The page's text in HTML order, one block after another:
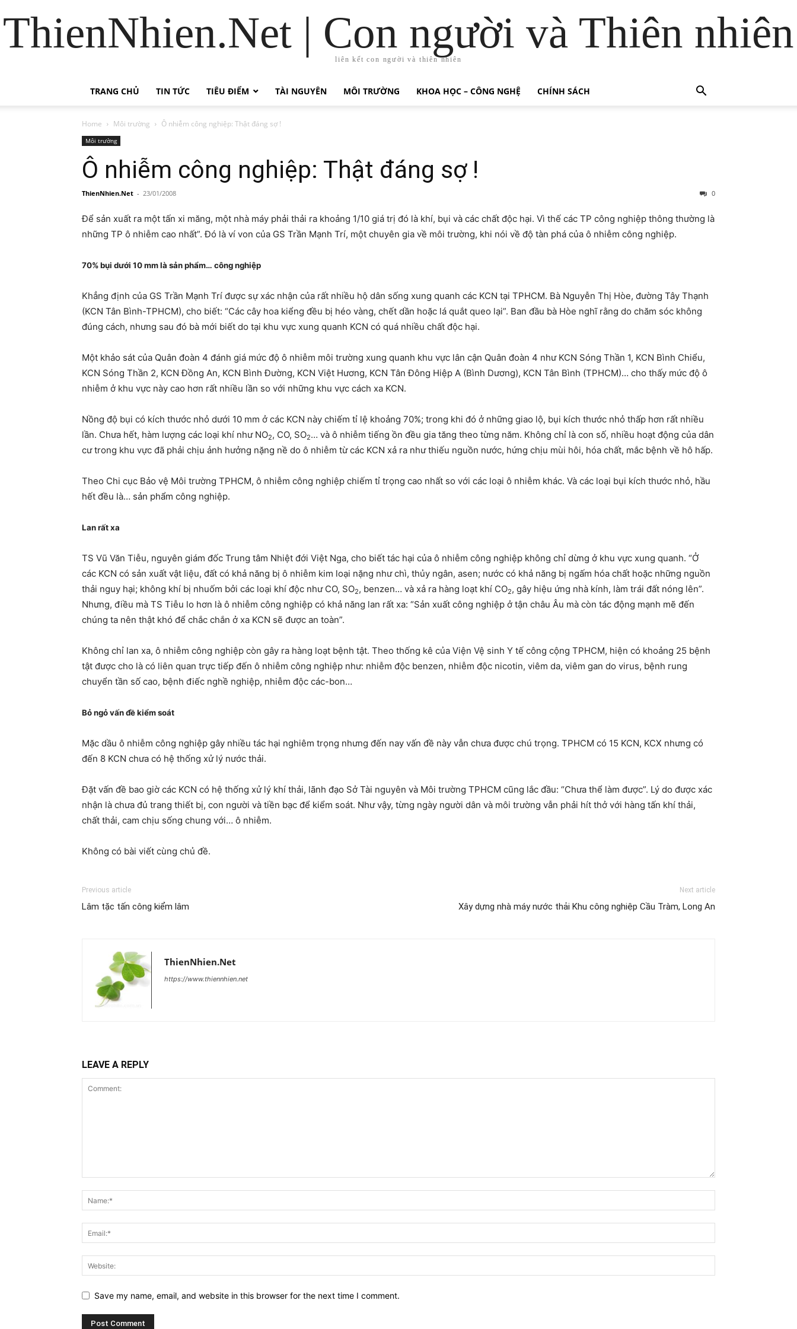
ThienNhien.Net | Con người và Thiên nhiên
liên kết con người và thiên nhiên
TRANG CHỦ TIN TỨC TIÊU ĐIỂM TÀI NGUYÊN MÔI TRƯỜNG KHOA HỌC – CÔNG NGHỆ CHÍNH SÁCH
Home Môi trường Ô nhiễm công nghiệp: Thật đáng sợ !
Môi trường
Ô nhiễm công nghiệp: Thật đáng sợ !
ThienNhien.Net - 23/01/2008 0
Để sản xuất ra một tấn xi măng, một nhà máy phải thải ra khoảng 1/10 giá trị đó là khí, bụi và các chất độc hại. Vì thế các TP công nghiệp thông thường là
những TP ô nhiễm cao nhất”. Đó là ví von của GS Trần Mạnh Trí, một chuyên gia về môi trường, khi nói về độ tàn phá của ô nhiễm công nghiệp.
70% bụi dưới 10 mm là sản phẩm… công nghiệp
Khẳng định của GS Trần Mạnh Trí được sự xác nhận của rất nhiều hộ dân sống xung quanh các KCN tại TPHCM. Bà Nguyễn Thị Hòe, đường Tây Thạnh
(KCN Tân Bình-TPHCM), cho biết: “Các cây hoa kiểng đều bị héo vàng, chết dần hoặc lá quắt queo lại”. Ban đầu bà Hòe nghĩ rằng do chăm sóc không
đúng cách, nhưng sau đó bà mới biết do tại khu vực xung quanh KCN có quá nhiều chất độc hại.
Một khảo sát của Quân đoàn 4 đánh giá mức độ ô nhiễm môi trường xung quanh khu vực lân cận Quân đoàn 4 như KCN Sóng Thần 1, KCN Bình Chiểu,
KCN Sóng Thần 2, KCN Đồng An, KCN Bình Đường, KCN Việt Hương, KCN Tân Đông Hiệp A (Bình Dương), KCN Tân Bình (TPHCM)… cho thấy mức độ ô
nhiễm ở khu vực này cao hơn rất nhiều lần so với những khu vực cách xa KCN.
Nồng độ bụi có kích thước nhỏ dưới 10 mm ở các KCN này chiếm tỉ lệ khoảng 70%; trong khi đó ở những giao lộ, bụi kích thước nhỏ thấp hơn rất nhiều
lần. Chưa hết, hàm lượng các loại khí như NO2, CO, SO2… và ô nhiễm tiếng ồn đều gia tăng theo từng năm. Không chỉ là con số, nhiều hoạt động của dân
cư trong khu vực đã phải chịu ảnh hưởng nặng nề do ô nhiễm từ các KCN xả ra như thiếu nguồn nước, hứng chịu mùi hôi, hóa chất, mắc bệnh về hô hấp.
Theo Chi cục Bảo vệ Môi trường TPHCM, ô nhiễm công nghiệp chiếm tỉ trọng cao nhất so với các loại ô nhiễm khác. Và các loại bụi kích thước nhỏ, hầu
hết đều là… sản phẩm công nghiệp.
Lan rất xa
TS Vũ Văn Tiễu, nguyên giám đốc Trung tâm Nhiệt đới Việt Nga, cho biết tác hại của ô nhiễm công nghiệp không chỉ dừng ở khu vực xung quanh. “Ở
các KCN có sản xuất vật liệu, đất có khả năng bị ô nhiễm kim loại nặng như chì, thủy ngân, asen; nước có khả năng bị ngấm hóa chất hoặc những nguồn
thải nguy hại; không khí bị nhuốm bởi các loại khí độc như CO, SO2, benzen… và xả ra hàng loạt khí CO2, gây hiệu ứng nhà kính, làm trái đất nóng lên”.
Nhưng, điều mà TS Tiễu lo hơn là ô nhiễm công nghiệp có khả năng lan rất xa: “Sản xuất công nghiệp ở tận châu Âu mà còn tác động mạnh mẽ đến
chúng ta nên thật khó để chắc chắn ở xa KCN sẽ được an toàn”.
Không chỉ lan xa, ô nhiễm công nghiệp còn gây ra hàng loạt bệnh tật. Theo thống kê của Viện Vệ sinh Y tế công cộng TPHCM, hiện có khoảng 25 bệnh
tật được cho là có liên quan trực tiếp đến ô nhiễm công nghiệp như: nhiễm độc benzen, nhiễm độc nicotin, viêm da, viêm gan do virus, bệnh rung
chuyển tần số cao, bệnh điếc nghề nghiệp, nhiễm độc các-bon…
Bỏ ngỏ vấn đề kiểm soát
Mặc dầu ô nhiễm công nghiệp gây nhiều tác hại nghiêm trọng nhưng đến nay vấn đề này vẫn chưa được chú trọng. TPHCM có 15 KCN, KCX nhưng có
đến 8 KCN chưa có hệ thống xử lý nước thải.
Đặt vấn đề bao giờ các KCN có hệ thống xử lý khí thải, lãnh đạo Sở Tài nguyên và Môi trường TPHCM cũng lắc đầu: “Chưa thể làm được”. Lý do được xác
nhận là chưa đủ trang thiết bị, con người và tiền bạc để kiểm soát. Như vậy, từng ngày người dân và môi trường vẫn phải hít thở với hàng tấn khí thải,
chất thải, cam chịu sống chung với… ô nhiễm.
Không có bài viết cùng chủ đề.
Previous article
Lâm tặc tấn công kiểm lâm
Next article
Xây dựng nhà máy nước thải Khu công nghiệp Cầu Tràm, Long An
ThienNhien.Net
https://www.thiennhien.net
LEAVE A REPLY
Save my name, email, and website in this browser for the next time I comment.